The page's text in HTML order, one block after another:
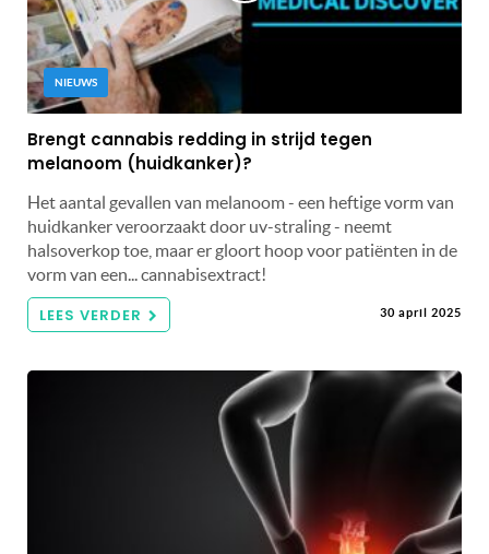
NIEUWS
Brengt cannabis redding in strijd tegen
melanoom (huidkanker)?
Het aantal gevallen van melanoom - een heftige vorm van
huidkanker veroorzaakt door uv-straling - neemt
halsoverkop toe, maar er gloort hoop voor patiënten in de
vorm van een... cannabisextract!
LEES VERDER 30 april 2025